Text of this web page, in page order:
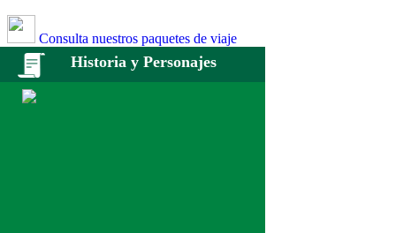
Consulta nuestros paquetes de viaje
Historia y Personajes